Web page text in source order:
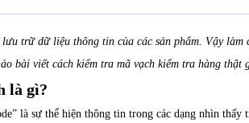
trữ dữ liệu thông tin của các sản phẩm. Vậy làm
bài viết cách kiểm tra mã vạch kiểm tra hàng thật
là gì?
là sự thể hiện thông tin trong các dạng nhìn thấy